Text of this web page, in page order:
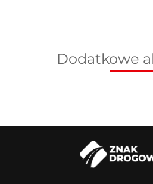
Dodatkowe